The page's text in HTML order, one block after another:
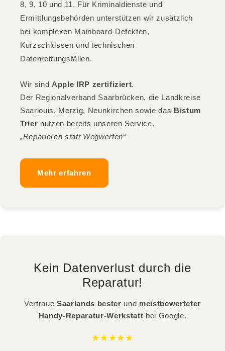
8, 9, 10 und 11. Für Kriminaldienste und
Ermittlungsbehörden unterstützen wir zusätzlich
bei komplexen Mainboard-Defekten,
Kurzschlüssen und technischen
Datenrettungsfällen.
Wir sind Apple IRP zertifiziert.
Der Regionalverband Saarbrücken, die Landkreise
Saarlouis, Merzig, Neunkirchen sowie das Bistum
Trier nutzen bereits unseren Service.
„Reparieren statt Wegwerfen“
Mehr erfahren
Kein Datenverlust durch die
Reparatur!
VertraueSaarlands bester und meistbewerteter
Handy-Reparatur-Werkstatt bei Google.
★★★★★